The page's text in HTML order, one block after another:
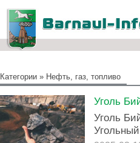
Категории » Нефть, газ, топливо
Уголь
Уголь